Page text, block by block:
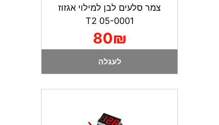
צמר סלעים לבן למילוי אגזוז
05-0001 T2
80₪
לעגלה